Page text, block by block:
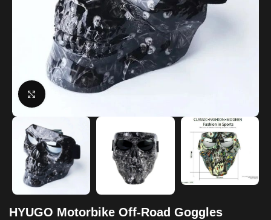
Click to enlarge
HYUGO Motorbike Off-Road Goggles